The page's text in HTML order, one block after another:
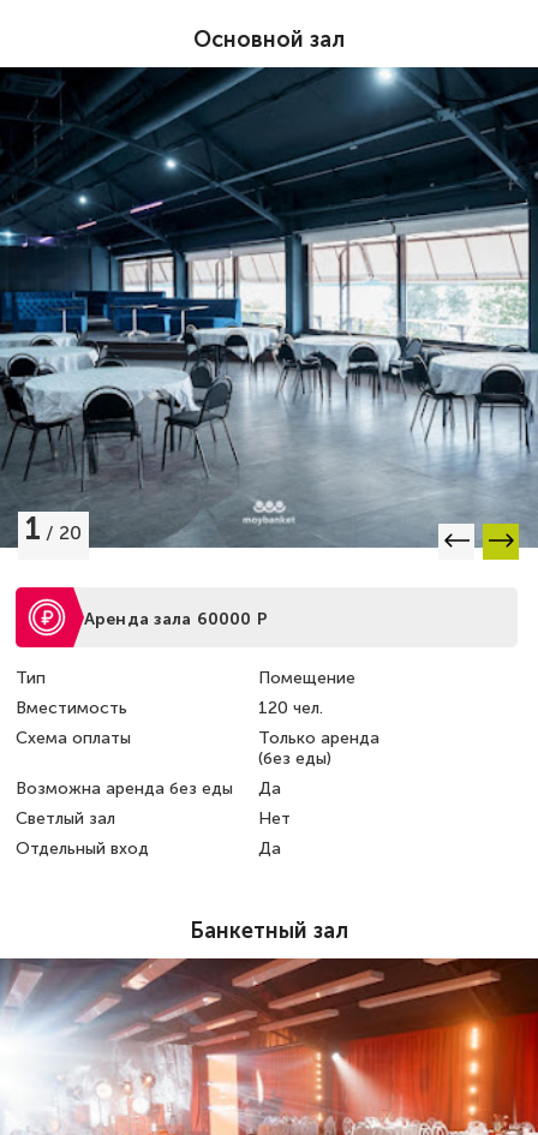
Основной зал
1 / 20
Аренда зала 60000 Р
Тип
Помещение
Вместимость
120 чел.
Схема оплаты
Только аренда
(без еды)
Возможна аренда без еды
Да
Светлый зал
Нет
Отдельный вход
Да
Банкетный зал